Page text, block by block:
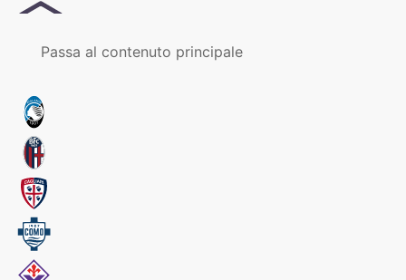
Passa al contenuto principale